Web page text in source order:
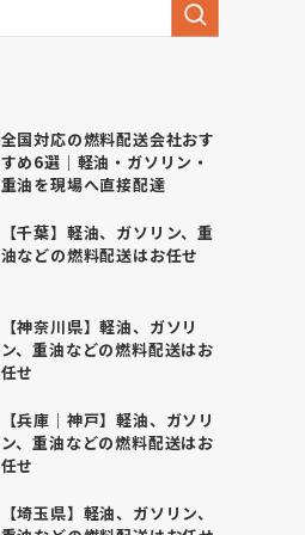
全国対応の燃料配送会社おす
すめ6選｜軽油・ガソリン・
重油を現場へ直接配達
【千葉】軽油、ガソリン、重
油などの燃料配送はお任せ
【神奈川県】軽油、ガソリ
ン、重油などの燃料配送はお
任せ
【兵庫｜神戸】軽油、ガソリ
ン、重油などの燃料配送はお
任せ
【埼玉県】軽油、ガソリン、